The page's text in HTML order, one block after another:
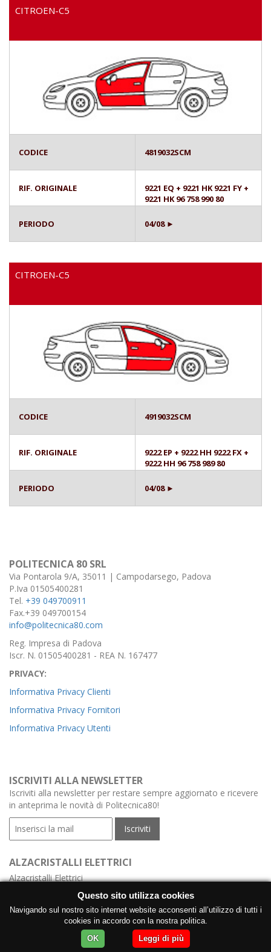
CITROEN-C5
CODICE 4819032SCM
RIF. ORIGINALE
9221 EQ + 9221 HK 9221 FY +
9221 HK 96 758 990 80
PERIODO 04/08 ►
CITROEN-C5
CODICE 4919032SCM
RIF. ORIGINALE
9222 EP + 9222 HH 9222 FX +
9222 HH 96 758 989 80
PERIODO 04/08 ►
POLITECNICA 80 SRL
Via Pontarola 9/A, 35011 | Campodarsego, Padova
P.Iva 01505400281
Tel. +39 049700911
Fax.+39 049700154
info@politecnica80.com
Reg. Impresa di Padova
Iscr. N. 01505400281 - REA N. 167477
PRIVACY:
Informativa Privacy Clienti
Informativa Privacy Fornitori
Informativa Privacy Utenti
ISCRIVITI ALLA NEWSLETTER
Iscriviti alla newsletter per restare sempre aggiornato e ricevere
in anteprima le novità di Politecnica80!
ALZACRISTALLI ELETTRICI
Alzacristalli Elettrici
Alzacristalli Elettrici Meccanismo
Alzacristalli Elettrici con Centralina
Produzione Alzacristalli Elettrici con Motore
Questo sito utilizza cookies
Navigando sul nostro sito internet website acconsenti all’utilizzo di tutti i
cookies in accordo con la nostra politica.
OK
Leggi di più